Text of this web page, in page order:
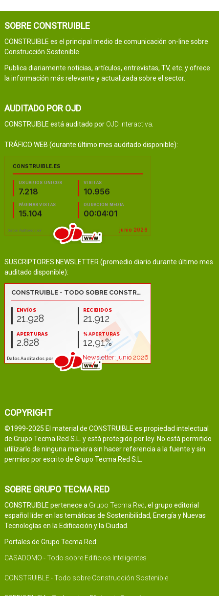
SOBRE CONSTRUIBLE
CONSTRUIBLE es el principal medio de comunicación on-line sobre
Construcción Sostenible.
Publica diariamente noticias, artículos, entrevistas, TV, etc. y ofrece
la información más relevante y actualizada sobre el sector.
AUDITADO POR OJD
CONSTRUIBLE está auditado por OJD Interactiva.
TRÁFICO WEB (durante último mes auditado disponible):
SUSCRIPTORES NEWSLETTER (promedio diario durante último mes
auditado disponible):
COPYRIGHT
©1999-2025 El material de CONSTRUIBLE es propiedad intelectual
de Grupo Tecma Red S.L. y está protegido por ley. No está permitido
utilizarlo de ninguna manera sin hacer referencia a la fuente y sin
permiso por escrito de Grupo Tecma Red S.L.
SOBRE GRUPO TECMA RED
CONSTRUIBLE pertenece a Grupo Tecma Red, el grupo editorial
español líder en las temáticas de Sostenibilidad, Energía y Nuevas
Tecnologías en la Edificación y la Ciudad.
Portales de Grupo Tecma Red:
CASADOMO - Todo sobre Edificios Inteligentes
CONSTRUIBLE - Todo sobre Construcción Sostenible